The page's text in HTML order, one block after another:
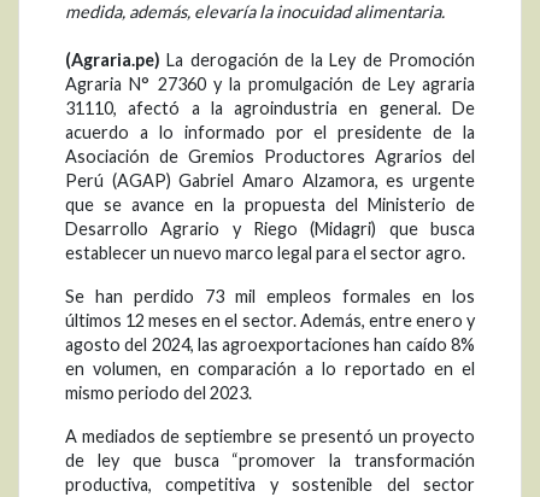
medida, además, elevaría la inocuidad alimentaria.
(Agraria.pe) La derogación de la Ley de Promoción
Agraria N° 27360 y la promulgación de Ley agraria
31110, afectó a la agroindustria en general. De
acuerdo a lo informado por el presidente de la
Asociación de Gremios Productores Agrarios del
Perú (AGAP) Gabriel Amaro Alzamora, es urgente
que se avance en la propuesta del Ministerio de
Desarrollo Agrario y Riego (Midagri) que busca
establecer un nuevo marco legal para el sector agro.
Se han perdido 73 mil empleos formales en los
últimos 12 meses en el sector. Además, entre enero y
agosto del 2024, las agroexportaciones han caído 8%
en volumen, en comparación a lo reportado en el
mismo periodo del 2023.
A mediados de septiembre se presentó un proyecto
de ley que busca “promover la transformación
productiva, competitiva y sostenible del sector